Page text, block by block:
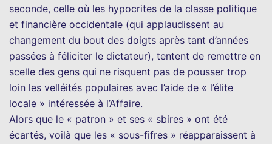
seconde, celle où les hypocrites de la classe politique
et financière occidentale (qui applaudissent au
changement du bout des doigts après tant d’années
passées à féliciter le dictateur), tentent de remettre en
scelle des gens qui ne risquent pas de pousser trop
loin les velléités populaires avec l’aide de « l’élite
locale » intéressée à l’Affaire.
Alors que le « patron » et ses « sbires » ont été
écartés, voilà que les « sous-fifres » réapparaissent à